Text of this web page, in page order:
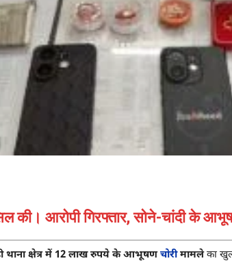
आरोपी गिरफ्तार, सोने-चांदी के
थाना क्षेत्र में 12 लाख रुपये के आभूषणचोरीमामलेका